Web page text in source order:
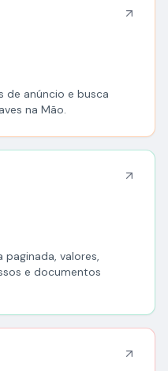
de anúncio e busca
na Mão.
valores,
e documentos